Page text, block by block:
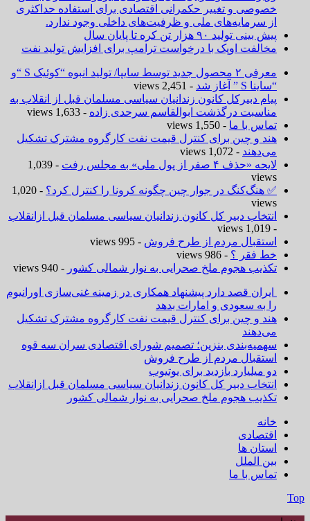
خصوصی و تغییر حکمرانی اقتصادی برای استفاده حداکثری
از سرمایه‌های ملی و ظرفیت‌های داخلی وجود ندارد.
پیش بینی تولید ۹۰ هزار تن کره تا پایان سال
مخالفت اوپک با درخواست ترامپ برای افزایش تولید نفت
معرفی ۲ محصول جدید توسط سایپا/ تولید انبوه “کوئیک S “و
“ساینا S ” آغاز شد
- 2,451 views
پیام دبیرکل کانون زندانیان سیاسی مسلمان قبل از انقلاب به
مناسبت درگذشت ابوالقاسم سرحدی زاده - 1,633 views
تماس با ما - 1,550 views
هند و چین برای کنترل قیمت نفت کارگروه مشترک تشکیل
می‌دهند - 1,072 views
لایحه «حذف ۴ صفر از پول ملی» به مجلس رفت
- 1,039
views
✅ هنگ‌کنگ در جوار چین چگونه کرونا را کنترل کرد؟
- 1,020
views
انتخاب دبیر کل کانون زندانیان سیاسی مسلمان قبل ازانقلاب
- 1,019 views
استقبال مردم از طرح فروش - 995 views
خط فقر ؟ - 986 views
تکذیب هجوم ملخ صحرایی به نوار شمالی کشور - 940 views
ایران قصد دارد پیشنهاد همکاری در زمینه غنی‌سازی اورانیوم
را به سعودی و امارات بدهد
هند و چین برای کنترل قیمت نفت کارگروه مشترک تشکیل
می‌دهند
سهمیه‌بندی بنزین؛ تصمیم شورای اقتصادی سران سه قوه
استقبال مردم از طرح فروش
دو میلیارد بازدید برای یوتیوب
انتخاب دبیر کل کانون زندانیان سیاسی مسلمان قبل ازانقلاب
تکذیب هجوم ملخ صحرایی به نوار شمالی کشور
خانه
اقتصادی
استان ها
بین الملل
تماس با ما
Top